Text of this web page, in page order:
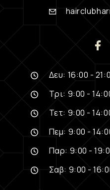
Δευ: 16:00 -
Τρι: 9:00 -
Τετ: 9:00 -
Πεμ: 9:00 -
Παρ: 9:00 -
Σαβ: 9:00 -